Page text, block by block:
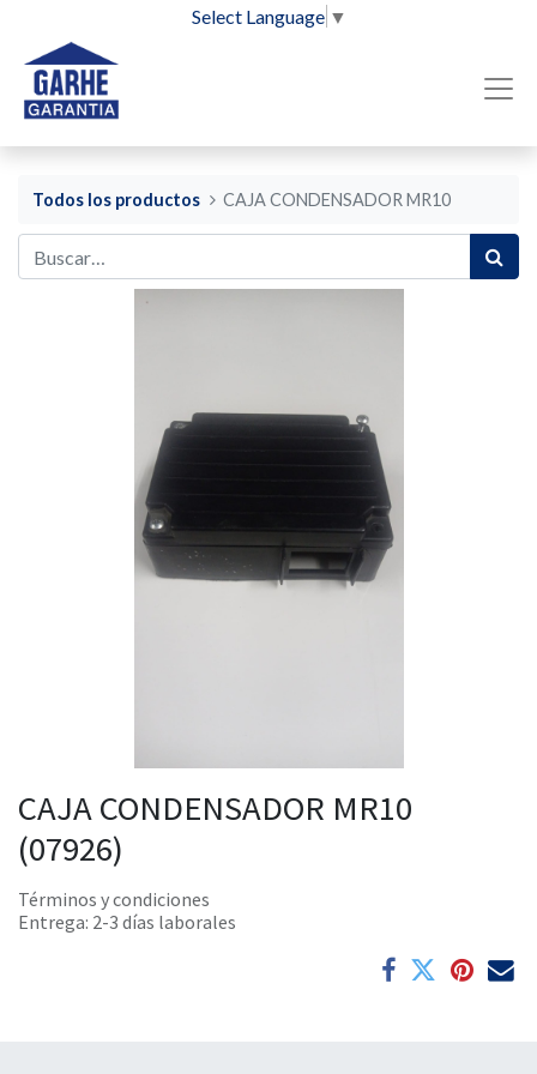
Select Language ▼
Todos los productos CAJA CONDENSADOR MR10
CAJA CONDENSADOR MR10
(07926)
Términos y condiciones
Entrega: 2-3 días laborales